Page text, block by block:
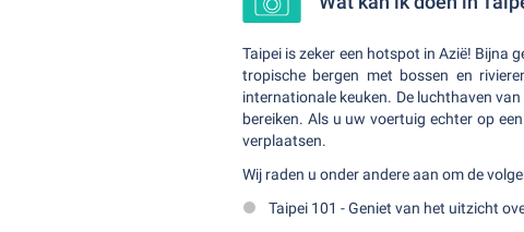
Taipei is zeker een hotspot in Azië! Bijna
tropische bergen met bossen en
internationale keuken. De luchthaven
bereiken. Als u uw voertuig echter op
verplaatsen.
Wij raden u onder andere aan om de
Taipei 101 - Geniet van het uitzicht